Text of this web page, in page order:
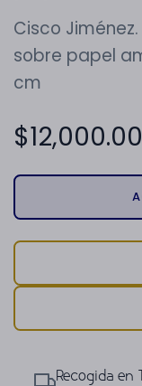
Cisco
sobre papel
cm
$12,000.00
Recogida en